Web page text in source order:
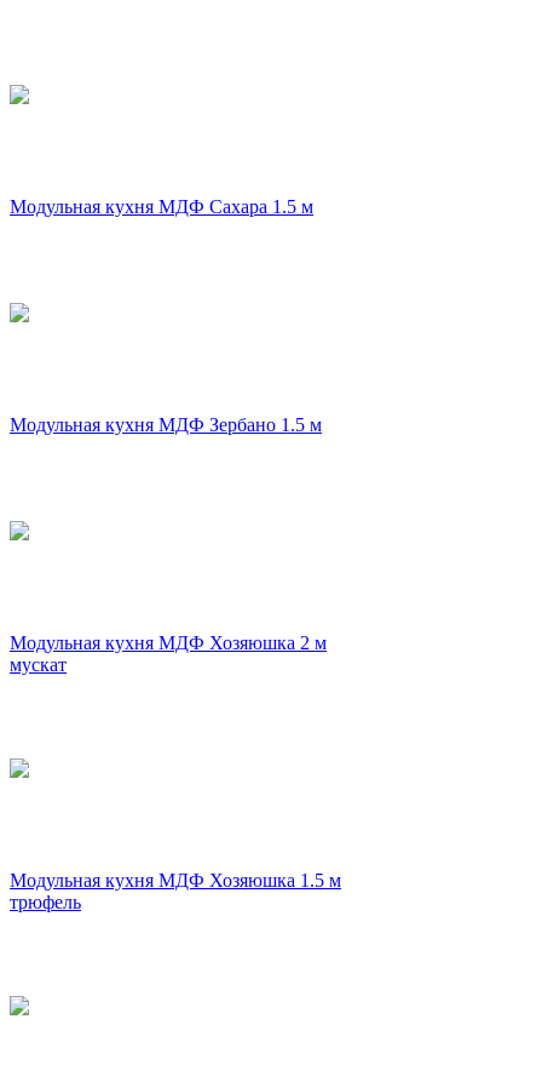
Модульная кухня МДФ Сахара 1.5 м
Модульная кухня МДФ Зербано 1.5 м
Модульная кухня МДФ Хозяюшка 2 м
мускат
Модульная кухня МДФ Хозяюшка 1.5 м
трюфель